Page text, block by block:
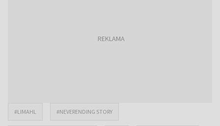
#LIMAHL #NEVERENDING STORY